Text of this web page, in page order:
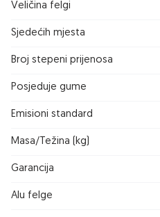
Veličina felgi
Sjedećih mjesta
Broj stepeni prijenosa
Posjeduje gume
Emisioni standard
Masa/Težina (kg)
Garancija
Alu felge